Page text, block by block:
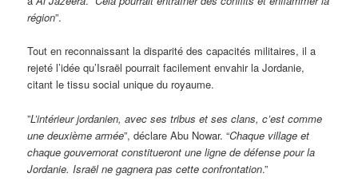
région”.
Tout en reconnaissant la disparité des capacités militaires, il a
rejeté l’idée qu’Israël pourrait facilement envahir la Jordanie,
citant le tissu social unique du royaume.
”L’intérieur jordanien, avec ses tribus et ses clans, c’est comme
une deuxième armée”, déclare Abu Nowar. “Chaque village et
chaque gouvernorat constitueront une ligne de défense pour la
Jordanie. Israël ne gagnera pas cette confrontation.”